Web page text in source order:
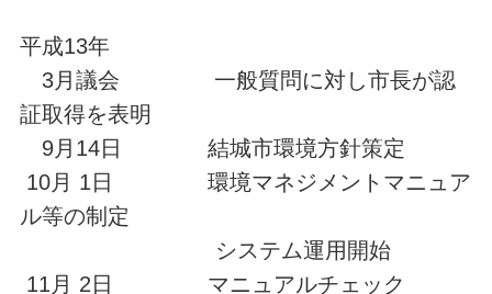
平成13年
3月議会 一般質問に対し市長が認
証取得を表明
9月14日 結城市環境方針策定
10月 1日 環境マネジメントマニュア
ル等の制定
システム運用開始
11月 2日 マニュアルチェック